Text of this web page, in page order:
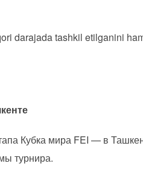
darajada tashkil etilganini
Кубка мира FEI — в
турнира.